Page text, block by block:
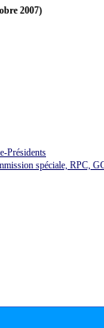
2007)
Présidents
spéciale, RPC,